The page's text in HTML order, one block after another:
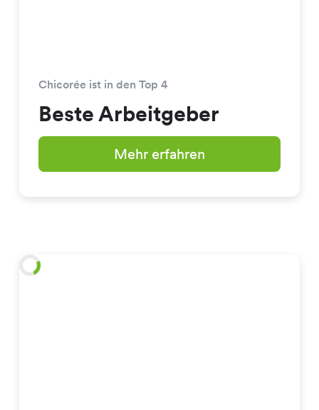
Chicorée ist in den Top 4
Beste Arbeitgeber
Mehr erfahren